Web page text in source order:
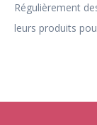
Régulièrement
leurs produits